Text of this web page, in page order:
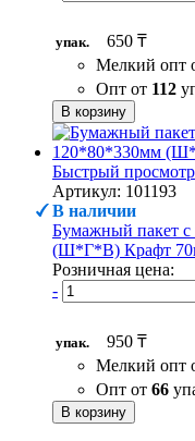
упак.
650 ₸
Мелкий опт
Опт от 112
В корзину
Быстрый просмотр
Артикул: 101193
В наличии
Бумажный пакет
(Ш*Г*В) Крафт
Розничная цена:
-
упак.
950 ₸
Мелкий опт
Опт от 66
В корзину